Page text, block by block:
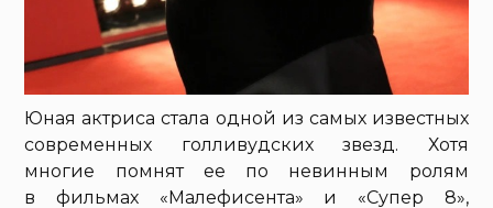
Юная актриса стала одной из самых известных
современных голливудских звезд. Хотя
многие помнят ее по невинным ролям
в фильмах «Малефисента» и «Супер 8»,